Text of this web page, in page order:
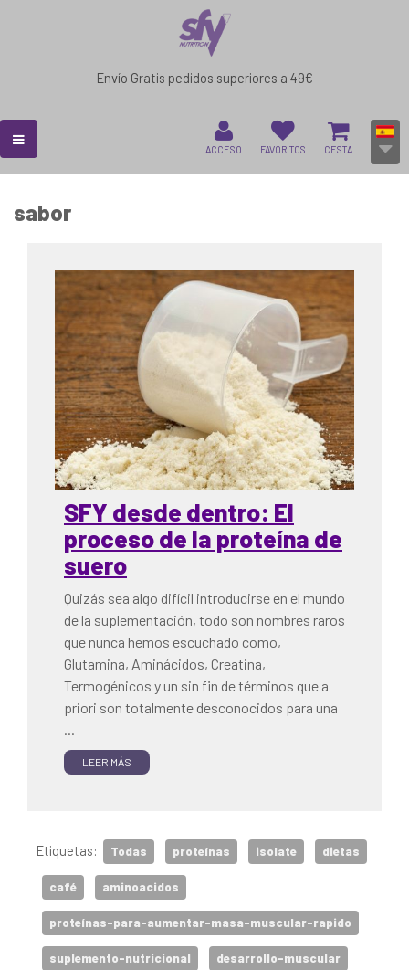
Envío Gratis pedidos superiores a 49€
ACCESO FAVORITOS CESTA
sabor
SFY desde dentro: El
proceso de la proteína de
suero
Quizás sea algo difícil introducirse en el mundo
de la suplementación, todo son nombres raros
que nunca hemos escuchado como,
Glutamina, Aminácidos, Creatina,
Termogénicos y un sin fin de términos que a
priori son totalmente desconocidos para una
...
LEER MÁS
Etiquetas: Todas proteínas isolate dietas
café aminoacidos
proteínas-para-aumentar-masa-muscular-rapido
suplemento-nutricional desarrollo-muscular